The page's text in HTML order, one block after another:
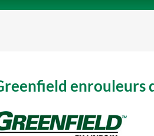
enrouleurs